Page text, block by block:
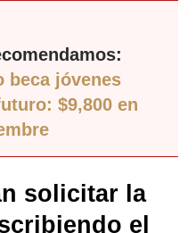
beca jóvenes
$9,800 en
solicitar la
el